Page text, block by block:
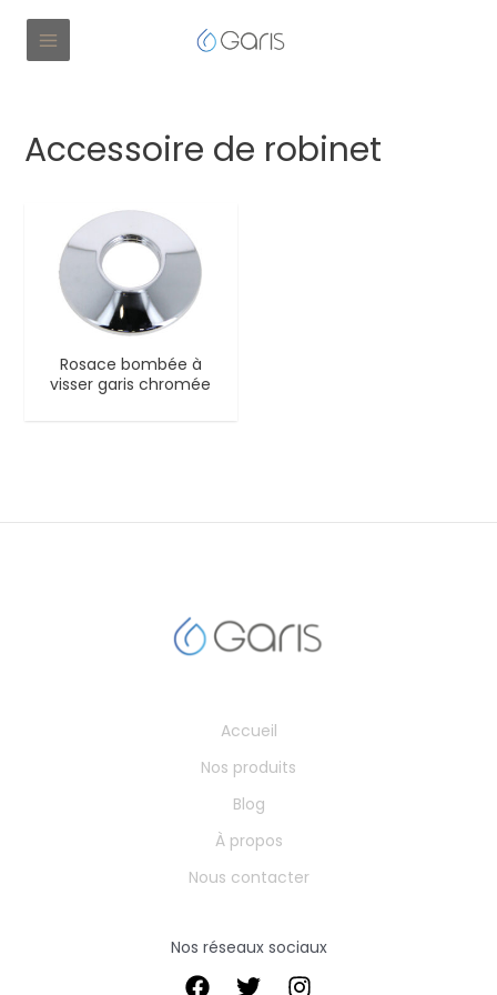
Accessoire de robinet
Rosace bombée à
visser garis chromée
Accueil
Nos produits
Blog
À propos
Nous contacter
Nos réseaux sociaux